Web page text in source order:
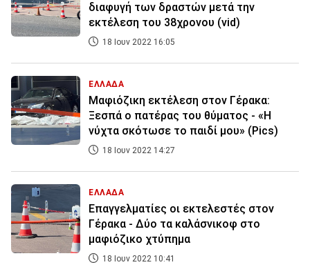
διαφυγή των δραστών μετά την
εκτέλεση του 38χρονου (vid)
18 Ιουν 2022 16:05
ΕΛΛΑΔΑ
Μαφιόζικη εκτέλεση στον Γέρακα:
Ξεσπά ο πατέρας του θύματος - «Η
νύχτα σκότωσε το παιδί μου» (Pics)
18 Ιουν 2022 14:27
ΕΛΛΑΔΑ
Επαγγελματίες οι εκτελεστές στον
Γέρακα - Δύο τα καλάσνικοφ στο
μαφιόζικο χτύπημα
18 Ιουν 2022 10:41